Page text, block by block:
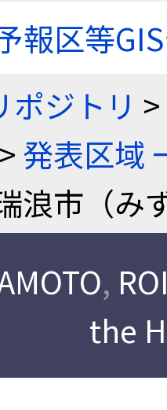
報区等
ジトリ >
>発表区域
浪市（み
,
the